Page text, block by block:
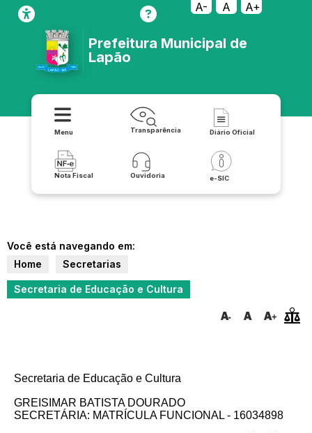
A- A A+
Prefeitura Municipal de
Lapão
Menu Transparência Diário Oficial
Nota Fiscal Ouvidoria e-SIC
Você está navegando em:
Home
Secretarias
Secretaria de Educação e Cultura
Secretaria de Educação e Cultura
GREISIMAR BATISTA DOURADO
SECRETÁRIA: MATRÍCULA FUNCIONAL - 16034898